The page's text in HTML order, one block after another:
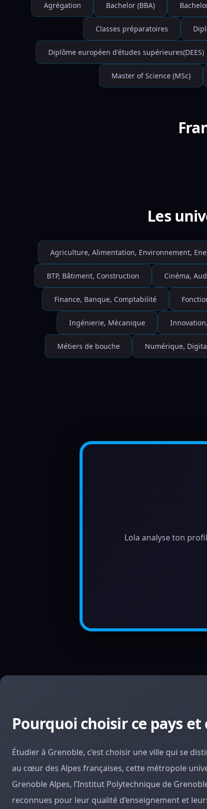
Agrégation Bachelor (BBA)
Classes préparatoires
Diplôme européen d'études supérieures(DEES)
Master of Science (MSc)
Les
Agriculture, Alimentation, Environnement,
BTP, Bâtiment, Construction Cinéma,
Finance, Banque, Comptabilité
Ingénierie, Mécanique
Métiers de bouche Numérique,
Lola analyse ton
Pourquoi choisir ce pays
Étudier à Grenoble, c’est choisir une ville qui se
au cœur des Alpes françaises, cette métropole
Grenoble Alpes, l’Institut Polytechnique de
reconnues pour leur qualité d’enseignement et